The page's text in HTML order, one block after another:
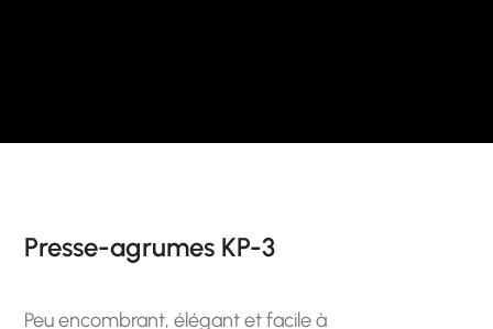
Presse-agrumes KP-3
Peu encombrant, élégant et facile à